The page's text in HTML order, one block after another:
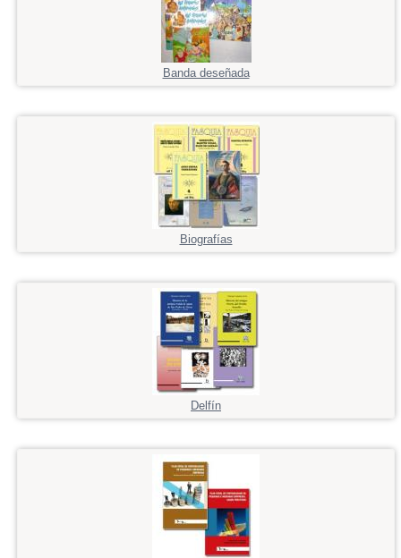
Banda deseñada
Biografías
Delfín